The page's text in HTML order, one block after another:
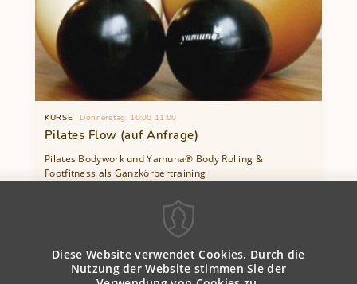
KURSE Donnerstag, 10:00 11:00
Pilates Flow (auf Anfrage)
Pilates Bodywork und Yamuna® Body Rolling &
Footfitness als Ganzkörpertraining
Weiterlesen
(auf
Anfrage)
Diese Website verwendet Cookies. Durch die
Nutzung der Website stimmen Sie der